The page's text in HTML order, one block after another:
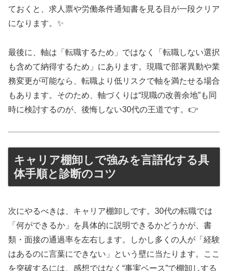
ておくと、求人票や労働条件通知書を見る目が一段クリア
になります。✨
最後に、軸は「転職するため」ではなく「転職しない選択
も含めて納得するため」にあります。現職で部署異動や業
務変更が可能なら、転職より低リスクで軸を満たせる場合
もあります。そのため、軸づくりは“現職の改善余地”も同
時に検討するのが、後悔しない30代の王道です。👉
キャリア棚卸しで強みを言語化する具
体手順と診断のコツ
次にやるべきは、キャリア棚卸しです。30代の転職では
「何ができるか」を具体的に説明できるかどうかが、書
類・面接の通過率を左右します。しかし多くの人が「経験
はあるのに言葉にできない」という壁に当たります。ここ
を突破するには、感想ではなく“事実ベース”で棚卸しする